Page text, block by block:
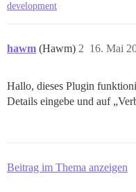
development
hawm (Hawm) 16. Mai
2
Hallo, dieses Plugin
Details eingebe und auf
Beitrag im Thema anzeigen